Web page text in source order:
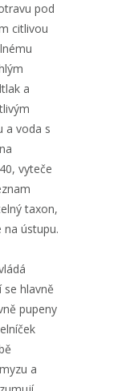
pod
citlivou
a
a voda s
vyteče
taxon,
ústupu.
se hlavně
pupeny
a